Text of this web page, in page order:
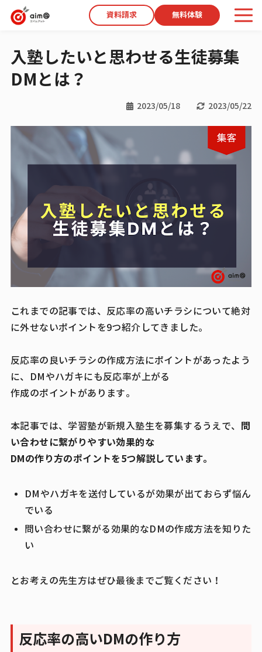
資料請求 無料体験
入塾したいと思わせる生徒募集
DMとは？
2023/05/18 2023/05/22
これまでの記事では、反応率の高いチラシについて絶対
に外せないポイントを9つ紹介してきました。
反応率の良いチラシの作成方法にポイントがあったよう
に、DMやハガキにも反応率が上がる
作成のポイントがあります。
本記事では、学習塾が新規入塾生を募集するうえで、
問
い合わせに繋がりやすい効果的な
DMの作り方のポイントを5つ解説しています。
DMやハガキを送付しているが効果が出ておらず悩ん
でいる
問い合わせに繋がる効果的なDMの作成方法を知りた
い
とお考えの先生方はぜひ最後までご覧ください！
反応率の高いDMの作り方